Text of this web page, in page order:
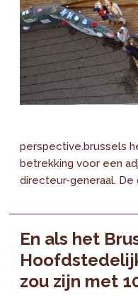
perspective.brussels
betrekking voor een
directeur-generaal. De
En als het
zou zijn met